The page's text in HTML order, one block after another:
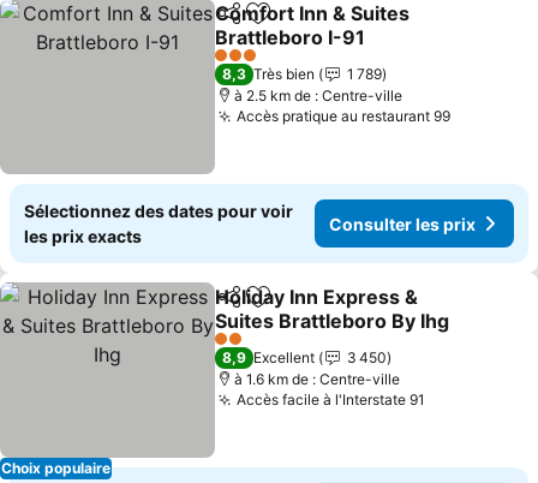
PartagerAjouter à mes favoris
Comfort Inn & Suites
Brattleboro I-91
3 Étoiles
8,3 Très bien
1 789
à 2.5 km de : Centre-ville
Accès pratique au restaurant 99
Sélectionnez des dates pour voir
les prix exacts
Consulter les prix
Choix populaire
PartagerAjouter à mes favoris
Holiday Inn Express &
Suites Brattleboro By Ihg
2 Étoiles
8,9 Excellent
3 450
à 1.6 km de : Centre-ville
Accès facile à l'Interstate 91